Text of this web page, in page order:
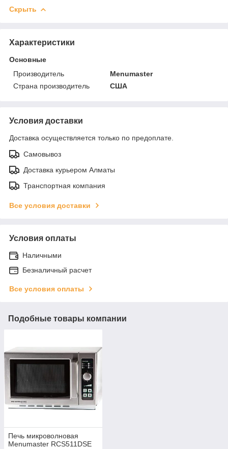
Скрыть
Характеристики
Основные
Производитель
Menumaster
Страна производитель
США
Условия доставки
Доставка осуществляется только по предоплате.
Самовывоз
Доставка курьером Алматы
Транспортная компания
Все условия доставки
Условия оплаты
Наличными
Безналичный расчет
Все условия оплаты
Подобные товары компании
Печь микроволновая
Menumaster RCS511DSE